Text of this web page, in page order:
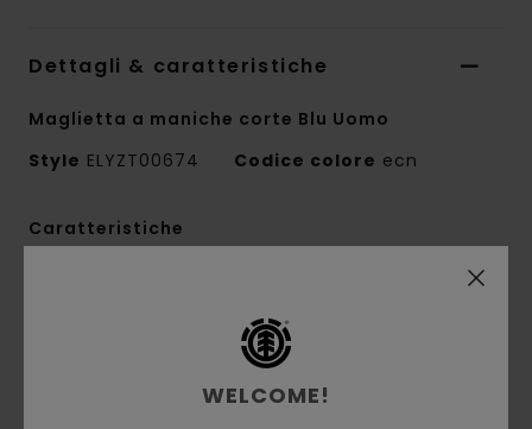
Dettagli & caratteristiche
Maglietta a maniche corte Blu Uomo
Style ELYZT00674 Codice colore ecn
Caratteristiche
Costruzione del tessuto:
girocolloWELCOME!